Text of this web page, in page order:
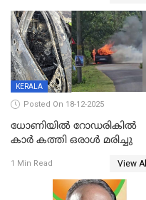
ദൃശ്യങ്ങൾ പുറത്ത്
KERALA
Posted On 18-12-2025
ധോണിയിൽ റോഡരികിൽ
കാർ കത്തി ഒരാൾ മരിച്ചു
1 Min Read View All